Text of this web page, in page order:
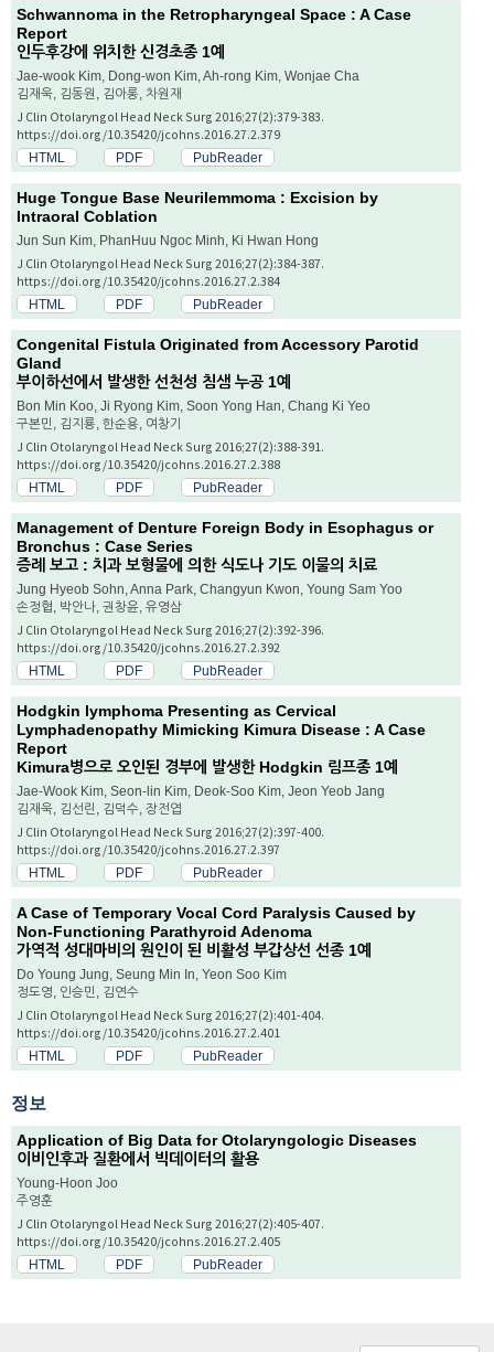
Schwannoma in the Retropharyngeal Space : A Case
Report
인두후강에 위치한 신경초종 1예
Jae-wook Kim, Dong-won Kim, Ah-rong Kim, Wonjae Cha
김재욱, 김동원, 김아롱, 차원재
J Clin Otolaryngol Head Neck Surg 2016;27(2):379-383.
https://doi.org/10.35420/jcohns.2016.27.2.379
HTML PDF PubReader
Huge Tongue Base Neurilemmoma : Excision by
Intraoral Coblation
Jun Sun Kim, PhanHuu Ngoc Minh, Ki Hwan Hong
J Clin Otolaryngol Head Neck Surg 2016;27(2):384-387.
https://doi.org/10.35420/jcohns.2016.27.2.384
HTML PDF PubReader
Congenital Fistula Originated from Accessory Parotid
Gland
부이하선에서 발생한 선천성 침샘 누공 1예
Bon Min Koo, Ji Ryong Kim, Soon Yong Han, Chang Ki Yeo
구본민, 김지룡, 한순용, 여창기
J Clin Otolaryngol Head Neck Surg 2016;27(2):388-391.
https://doi.org/10.35420/jcohns.2016.27.2.388
HTML PDF PubReader
Management of Denture Foreign Body in Esophagus or
Bronchus : Case Series
증례 보고 : 치과 보형물에 의한 식도나 기도 이물의 치료
Jung Hyeob Sohn, Anna Park, Changyun Kwon, Young Sam Yoo
손정협, 박안나, 권창윤, 유영삼
J Clin Otolaryngol Head Neck Surg 2016;27(2):392-396.
https://doi.org/10.35420/jcohns.2016.27.2.392
HTML PDF PubReader
Hodgkin lymphoma Presenting as Cervical
Lymphadenopathy Mimicking Kimura Disease : A Case
Report
Kimura병으로 오인된 경부에 발생한 Hodgkin 림프종 1예
Jae-Wook Kim, Seon-lin Kim, Deok-Soo Kim, Jeon Yeob Jang
김재욱, 김선린, 김덕수, 장전엽
J Clin Otolaryngol Head Neck Surg 2016;27(2):397-400.
https://doi.org/10.35420/jcohns.2016.27.2.397
HTML PDF PubReader
A Case of Temporary Vocal Cord Paralysis Caused by
Non-Functioning Parathyroid Adenoma
가역적 성대마비의 원인이 된 비활성 부갑상선 선종 1예
Do Young Jung, Seung Min In, Yeon Soo Kim
정도영, 인승민, 김연수
J Clin Otolaryngol Head Neck Surg 2016;27(2):401-404.
https://doi.org/10.35420/jcohns.2016.27.2.401
HTML PDF PubReader
정보
Application of Big Data for Otolaryngologic Diseases
이비인후과 질환에서 빅데이터의 활용
Young-Hoon Joo
주영훈
J Clin Otolaryngol Head Neck Surg 2016;27(2):405-407.
https://doi.org/10.35420/jcohns.2016.27.2.405
HTML PDF PubReader